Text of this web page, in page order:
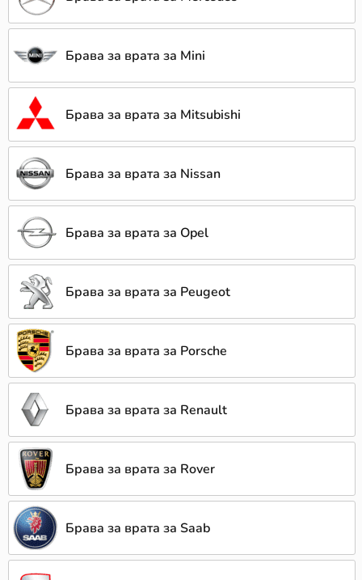
Брава за врата за Mini
Брава за врата за Mitsubishi
Брава за врата за Nissan
Брава за врата за Opel
Брава за врата за Peugeot
Брава за врата за Porsche
Брава за врата за Renault
Брава за врата за Rover
Брава за врата за Saab